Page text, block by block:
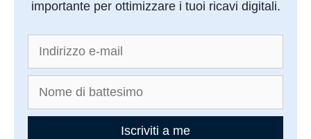
importante per ottimizzare i tuoi ricavi digitali.
Iscriviti a me